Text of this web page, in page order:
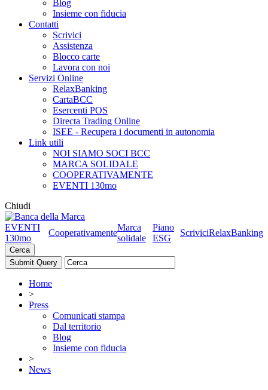
Blog
Insieme con fiducia
Contatti
Scrivici
Assistenza
Blocco carte
Lavora con noi
Servizi Online
RelaxBanking
CartaBCC
Esercenti POS
Directa Trading Online
ISEE - Recupera i documenti in autonomia
Link utili
NOI SIAMO SOCI BCC
MARCA SOLIDALE
COOPERATIVAMENTE
EVENTI 130mo
Chiudi
EVENTI
130mo
Cooperativamente
Marca
solidale
Piano
ESG
ScriviciRelaxBanking
Cerca
Home
>
Press
Comunicati stampa
Dal territorio
Blog
Insieme con fiducia
>
News